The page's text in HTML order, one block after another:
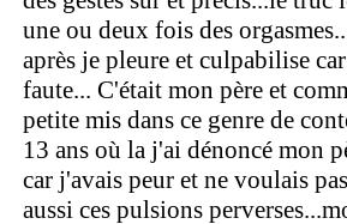
une ou deux fois des
après je pleure et culpabilise
faute... C'était mon père et
petite mis dans ce genre de
13 ans où la j'ai dénoncé mon
car j'avais peur et ne voulais
aussi ces pulsions